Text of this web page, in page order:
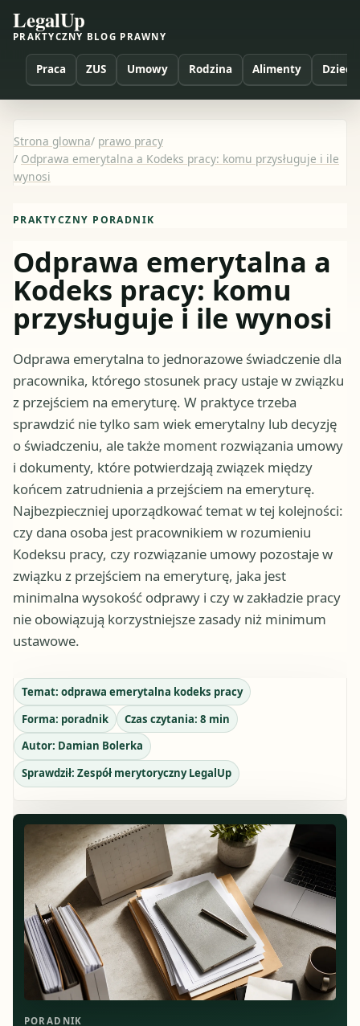
LegalUp
PRAKTYCZNY BLOG PRAWNY
Praca ZUS Umowy Rodzina Alimenty Dzieci
Strona glowna/ prawo pracy
/ Odprawa emerytalna a Kodeks pracy: komu przysługuje i ile
wynosi
PRAKTYCZNY PORADNIK
Odprawa emerytalna a
Kodeks pracy: komu
przysługuje i ile wynosi
Odprawa emerytalna to jednorazowe świadczenie dla
pracownika, którego stosunek pracy ustaje w związku
z przejściem na emeryturę. W praktyce trzeba
sprawdzić nie tylko sam wiek emerytalny lub decyzję
o świadczeniu, ale także moment rozwiązania umowy
i dokumenty, które potwierdzają związek między
końcem zatrudnienia a przejściem na emeryturę.
Najbezpieczniej uporządkować temat w tej kolejności:
czy dana osoba jest pracownikiem w rozumieniu
Kodeksu pracy, czy rozwiązanie umowy pozostaje w
związku z przejściem na emeryturę, jaka jest
minimalna wysokość odprawy i czy w zakładzie pracy
nie obowiązują korzystniejsze zasady niż minimum
ustawowe.
Temat: odprawa emerytalna kodeks pracy
Forma: poradnik Czas czytania: 8 min
Autor: Damian Bolerka
Sprawdził: Zespół merytoryczny LegalUp
PORADNIK